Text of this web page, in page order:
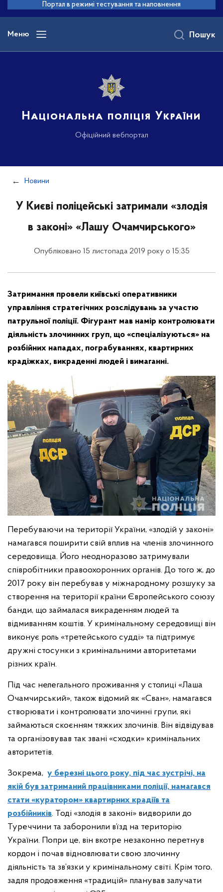
основного
вмісту
Портал в режимі тестування та наповнення
Меню
Національна поліція України
Офіційний вебпортал
Пошук
Новини
У Києві поліцейські затримали «злодія
в законі» «Лашу Очамчирського»
Опубліковано 15 листопада 2019 року о 15:35
Затримання провели київські оперативники
управління стратегічних розслідувань за участю
патрульної поліції. Фігурант мав намір контролювати
діяльність злочинних груп, що «спеціалізуються» на
розбійних нападах, пограбуваннях, квартирних
крадіжках, викраденні людей і вимаганні.
Перебуваючи на території України, «злодій у законі»
намагався поширити свій вплив на членів злочинного
середовища. Його неодноразово затримували
співробітники правоохоронних органів. До того ж, до
2017 року він перебував у міжнародному розшуку за
створення на території країни Європейського союзу
банди, що займалася викраденням людей та
відмиванням коштів. У кримінальному середовищі він
виконує роль «третейського судді» та підтримує
дружні стосунки з кримінальними авторитетами
різних країн.
Під час нелегального проживання у столиці «Лаша
Очамчирський», також відомий як «Сван», намагався
створювати і контролювати злочинні групи, які
займаються скоєнням тяжких злочинів. Він відвідував
та організовував так звані «сходки» кримінальних
авторитетів.
Зокрема, у березні цього року, під час зустрічі, на
якій був затриманий працівниками поліції, намагався
стати «куратором» квартирних крадіїв та
розбійників. Тоді «злодія в законі» видворили до
Туреччини та заборонили в’їзд на територію
України. Попри це, він вкотре незаконно перетнув
кордон і почав відновлювати свою злочинну
діяльність та зв’язки у кримінальному світі. Крім того,
задля продовження «традицій» планував залучати